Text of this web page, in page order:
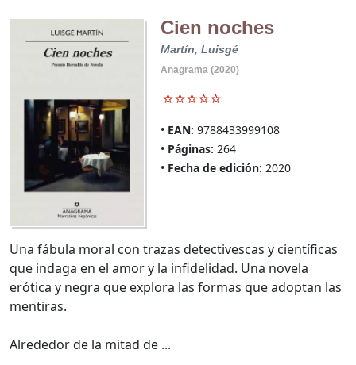
Cien noches
Martín, Luisgé
Anagrama (2020)
EAN: 9788433999108
Páginas: 264
Fecha de edición: 2020
Una fábula moral con trazas detectivescas y científicas
que indaga en el amor y la infidelidad. Una novela
erótica y negra que explora las formas que adoptan las
mentiras.
Alrededor de la mitad de ...